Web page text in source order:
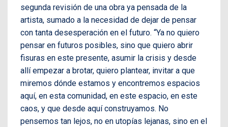
segunda revisión de una obra ya pensada de la
artista, sumado a la necesidad de dejar de pensar
con tanta desesperación en el futuro. “Ya no quiero
pensar en futuros posibles, sino que quiero abrir
fisuras en este presente, asumir la crisis y desde
allí empezar a brotar, quiero plantear, invitar a que
miremos dónde estamos y encontremos espacios
aquí, en esta comunidad, en este espacio, en este
caos, y que desde aquí construyamos. No
pensemos tan lejos, no en utopías lejanas, sino en el